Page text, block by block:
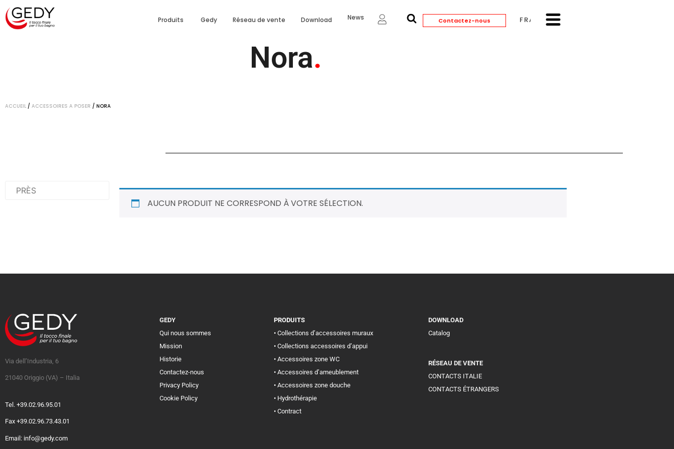
Produits Gedy Réseau de vente Download News Contactez-nous FRANÇAIS
Nora.
ACCUEIL / ACCESSOIRES A POSER / NORA
AUCUN PRODUIT NE CORRESPOND À VOTRE SÉLECTION.
Via dell’Industria, 6
21040 Origgio (VA) – Italia
Tel. +39.02.96.95.01
Fax +39.02.96.73.43.01
Email: info@gedy.com
GEDY
Qui nous sommes
Mission
Historie
Contactez-nous
Privacy Policy
Cookie Policy
PRODUITS
• Collections d’accessoires muraux
• Collections accessoires d’appui
• Accessoires zone WC
• Accessoires d’ameublement
• Accessoires zone douche
• Hydrothérapie
• Contract
DOWNLOAD
Catalog
RÉSEAU DE VENTE
CONTACTS ITALIE
CONTACTS ÉTRANGERS